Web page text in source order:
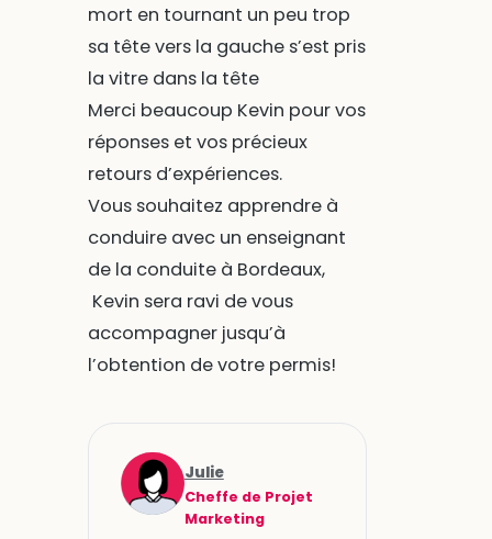
mort en tournant un peu trop
sa tête vers la gauche s’est pris
la vitre dans la tête
Merci beaucoup Kevin pour vos
réponses et vos précieux
retours d’expériences.
Vous souhaitez apprendre à
conduire avec un enseignant
de la conduite à Bordeaux,
Kevin sera ravi de vous
accompagner jusqu’à
l’obtention de votre permis!
Julie
Cheffe de Projet
Marketing